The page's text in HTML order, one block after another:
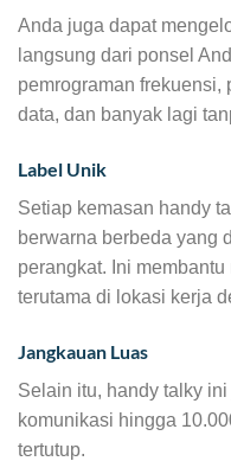
Anda juga dapat
langsung dari ponsel
pemrograman frekuensi,
data, dan banyak lagi
Label Unik
Setiap kemasan handy
berwarna berbeda yang
perangkat. Ini
terutama di lokasi kerja
Jangkauan Luas
Selain itu, handy talky
komunikasi hingga
tertutup.